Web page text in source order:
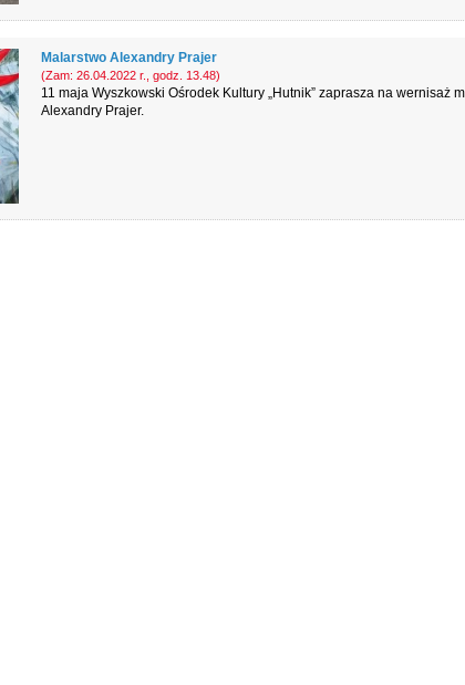
Malarstwo Alexandry Prajer
(Zam: 26.04.2022 r., godz. 13.48)
11 maja Wyszkowski Ośrodek Kultury „Hutnik” zaprasza na wernisaż
Alexandry Prajer.